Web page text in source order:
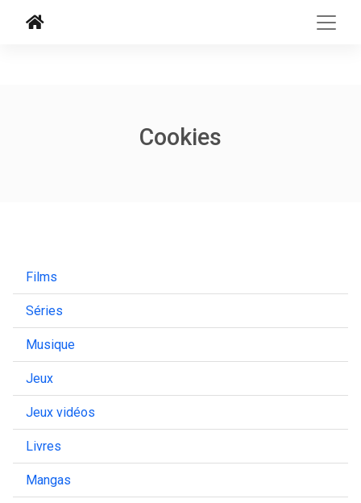
Cookies
Films
Séries
Musique
Jeux
Jeux vidéos
Livres
Mangas